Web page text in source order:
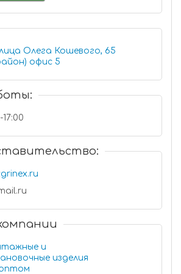
Олега Кошевого, 65
(Ленинский район) офис 5
и
изделия